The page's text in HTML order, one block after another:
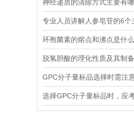
环孢菌素的熔点和沸点是什么